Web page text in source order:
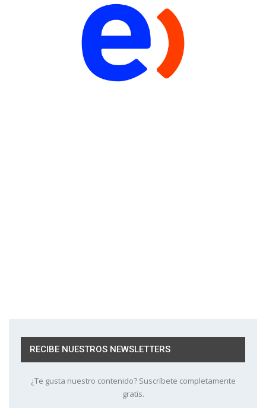
RECIBE NUESTROS NEWSLETTERS
¿Te gusta nuestro contenido? Suscríbete completamente
gratis.